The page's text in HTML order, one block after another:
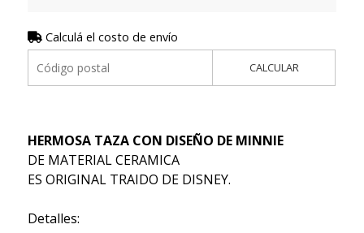
Calculá el costo de envío
CALCULAR
HERMOSA TAZA CON DISEÑO DE MINNIE
DE MATERIAL CERAMICA
ES ORIGINAL TRAIDO DE DISNEY.
Detalles: